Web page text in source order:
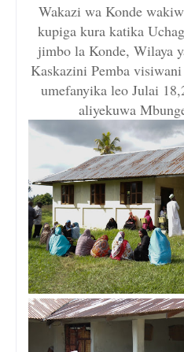
Wakazi wa Konde
kupiga kura katika
jimbo la Konde, Wilaya
Kaskazini Pemba
umefanyika leo Julai
aliyekuwa